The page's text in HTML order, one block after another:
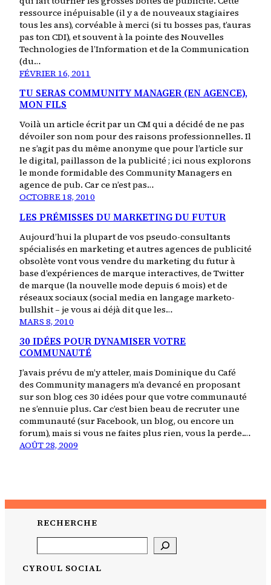
ressource inépuisable (il y a de nouveaux stagiaires
tous les ans), corvéable à merci (si tu bosses pas, t’auras
pas ton CDI), et souvent à la pointe des Nouvelles
Technologies de l’Information et de la Communication
(du…
FÉVRIER 16, 2011
TU SERAS COMMUNITY MANAGER (EN AGENCE),
MON FILS
Voilà un article écrit par un CM qui a décidé de ne pas
dévoiler son nom pour des raisons professionnelles. Il
ne s’agit pas du même anonyme que pour l’article sur
le digital, paillasson de la publicité ; ici nous explorons
le monde formidable des Community Managers en
agence de pub. Car ce n’est pas…
OCTOBRE 18, 2010
LES PRÉMISSES DU MARKETING DU FUTUR
Aujourd’hui la plupart de vos pseudo-consultants
spécialisés en marketing et autres agences de publicité
obsolète vont vous vendre du marketing du futur à
base d’expériences de marque interactives, de Twitter
de marque (la nouvelle mode depuis 6 mois) et de
réseaux sociaux (social media en langage marketo-
bullshit – je vous ai déjà dit que les…
MARS 8, 2010
30 IDÉES POUR DYNAMISER VOTRE
COMMUNAUTÉ
J’avais prévu de m’y atteler, mais Dominique du Café
des Community managers m’a devancé en proposant
sur son blog ces 30 idées pour que votre communauté
ne s’ennuie plus. Car c’est bien beau de recruter une
communauté (sur Facebook, un blog, ou encore un
forum), mais si vous ne faites plus rien, vous la perde.…
AOÛT 28, 2009
RECHERCHE
CYROUL SOCIAL